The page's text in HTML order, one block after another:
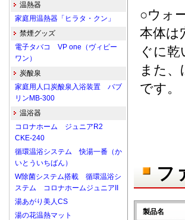
○ウォ
本体は
ぐに
また
です。
フ
製品名
温熱器
家庭用温熱器「ヒラタ・クン」
禁煙グッズ
電子タバコ VP one（ヴィピー
ワン）
炭酸泉
家庭用人口炭酸泉入浴装置 バブ
リンMB-300
温浴器
コロナホーム ジュニアR2
CKE-240
循環温浴システム 快湯一番（か
いとういちばん）
W除菌システム搭載 循環温浴シ
ステム コロナホームジュニアII
湯あがり美人CS
湯の花温熱マット